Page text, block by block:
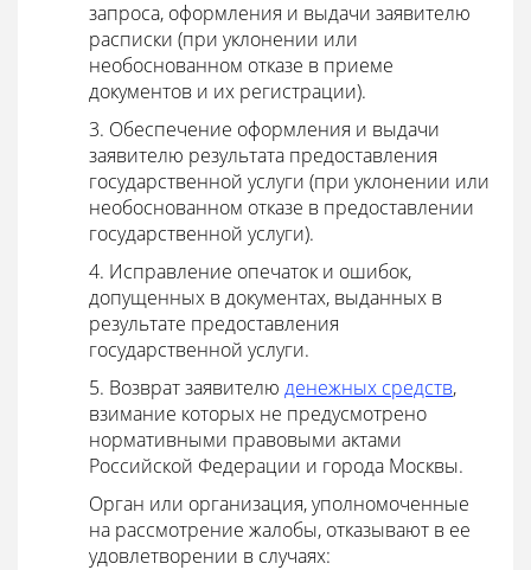
запроса, оформления и выдачи заявителю
расписки (при уклонении или
необоснованном отказе в приеме
документов и их регистрации).
3. Обеспечение оформления и выдачи
заявителю результата предоставления
государственной услуги (при уклонении или
необоснованном отказе в предоставлении
государственной услуги).
4. Исправление опечаток и ошибок,
допущенных в документах, выданных в
результате предоставления
государственной услуги.
5. Возврат заявителю денежных средств,
взимание которых не предусмотрено
нормативными правовыми актами
Российской Федерации и города Москвы.
Орган или организация, уполномоченные
на рассмотрение жалобы, отказывают в ее
удовлетворении в случаях: